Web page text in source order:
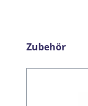
Produktgalerie
Zubehör